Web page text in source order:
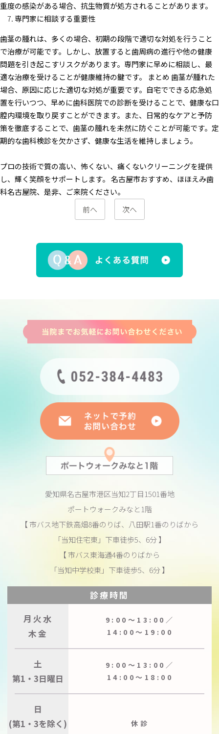
重度の感染がある場合、抗生物質が処方されることがあります。
専門家に相談する重要性
歯茎の腫れは、多くの場合、初期の段階で適切な対処を行うこと
で治療が可能です。しかし、放置すると歯周病の進行や他の健康
問題を引き起こすリスクがあります。専門家に早めに相談し、最
適な治療を受けることが健康維持の鍵です。
まとめ歯茎が腫れた
場合、原因に応じた適切な対処が重要です。自宅でできる応急処
置を行いつつ、早めに歯科医院での診断を受けることで、健康な口
腔内環境を取り戻すことができます。また、日常的なケアと予防
策を徹底することで、歯茎の腫れを未然に防ぐことが可能です。定
期的な歯科検診を欠かさず、健康な生活を維持しましょう。
プロの技術で質の高い、怖くない、痛くないクリーニングを提供
し、輝く笑顔をサポートします。 名古屋市おすすめ、ほほえみ歯
科名古屋院、是非、ご来院ください。
前へ
次へ
愛知県名古屋市港区当知2丁目1501番地
ポートウォークみなと1階
【 市バス地下鉄高畑8番のりば、八田駅1番のりばから
「当知住宅東」下車徒歩5、6分 】
【 市バス東海通4番のりばから
「当知中学校東」下車徒歩5、6分 】
診療時間
月火水
木金
9:00〜13:00／
14:00〜19:00
土
第1・3日曜日
9:00〜13:00／
14:00〜18:00
日
(第1・3を除く)
休診